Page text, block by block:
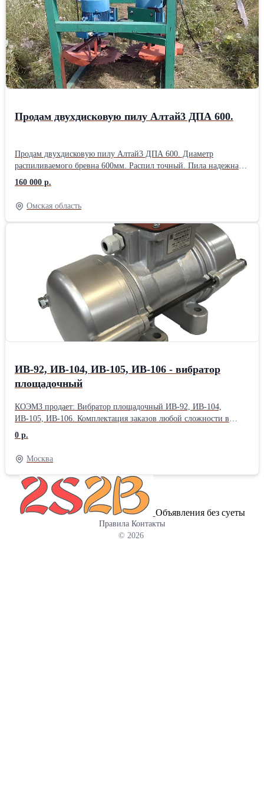
станок для правки ножей. - комплект новых приводных ремней
на ротор. (На дробилке стоят родные, купили на всякий случай)
- Полозья для перемещения дробилки буксиром Вес нетто 1200
кг Особенность: реальная производительность и нормальная
работа обеспечивается только острыми ножами. Ножи подлежат
заточке каждые 5-8 часов работы. Стоимость услуг по заточке
800 руб. один нож. (Очень дорого). С дробилкой прилагается
специальный станок для заточки ножей.
Продам двухдисковую пилу Алтай3 ДПА 600.
Продам двухдисковую пилу Алтай3 ДПА 600. Диаметр
распиливаемого бревна 600мм. Распил точный. Пила надежная,
простая не требует специальных познаний. Длина рельс
10метров.Максимальная длина распиливаемог бревна 8метров.
Усовершенсовован механизм зажима бревна. Усилены кожухи
пил, которые являются основной причиной порчи победитовых
напаек. Цена 240 000 руб. Торг уместен. В дополнение
предлагаем комплект пил 15000,00 руб. Запасной
электродвигатель 15000,00 руб.
160 000 р.
Омская область
ИВ-92, ИВ-104, ИВ-105, ИВ-106 - вибратор
площадочный
КОЭМЗ продает: Вибратор площадочный ИВ-92, ИВ-104,
ИВ-105, ИВ-106. Комплектация заказов любой сложности в
кратчайшие сроки. Большой ассортимент товара на складах и
постоянное его обновление. Иногородним клиентам возможна
отправка товаров в Регионы почтой, курьерскими службами и
транспортными компаниями! Вы делаете заказ — мы делаем все
остальное! Подробности по телефону или на сайте:
0 р.
Москва
Объявления без суеты
Правила Контакты
© 2026